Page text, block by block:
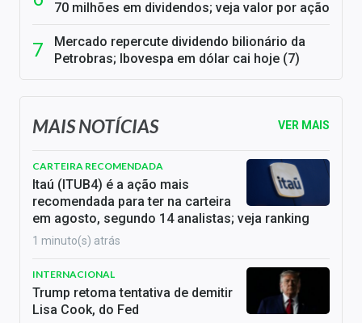
70 milhões em dividendos; veja valor por ação
Mercado repercute dividendo bilionário da
Petrobras; Ibovespa em dólar cai hoje (7)
MAIS NOTÍCIAS VER MAIS
CARTEIRA RECOMENDADA
Itaú (ITUB4) é a ação mais
recomendada para ter na carteira
em agosto, segundo 14 analistas; veja ranking
1 minuto(s) atrás
INTERNACIONAL
Trump retoma tentativa de demitir
Lisa Cook, do Fed